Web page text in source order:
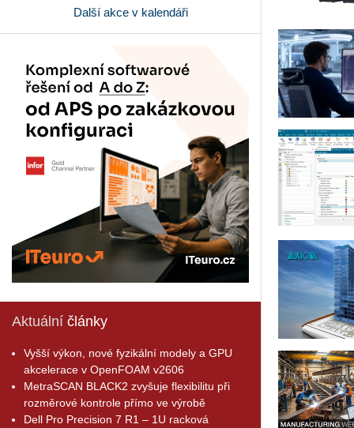
Další akce v kalendáři
Aktuální články
Vyšší výkon, nové fyzikální modely a GPU
akcelerace v OpenFOAM v2606
MetraSCAN BLACK2 zvyšuje flexibilitu při
rozměrové kontrole přímo ve výrobě
Dell Pro Precision 7 R1 – 1U racková